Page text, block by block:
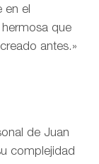
en el
que
antes.»
de Juan
complejidad